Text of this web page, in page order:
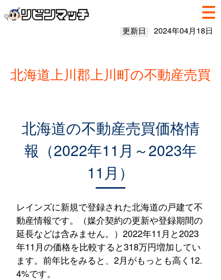
更新日 2024年04月18日
北海道上川郡上川町の不動産売買
北海道の不動産売買価格情
報（2022年11月～2023年
11月）
レインズに新規で登録された北海道の戸建て不
動産情報です。（媒介契約の更新や登録期間の
延長などは含みません。）2022年11月と2023
年11月の価格を比較すると318万円増加してい
ます。前年比をみると、2月がもっとも高く12.
4%です。